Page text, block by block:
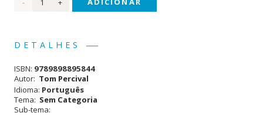
original
13,90 €.
atual
DETALHES
ISBN: 9789898895844
Autor: Tom Percival
Idioma: Português
Tema: Sem Categoria
Sub-tema: